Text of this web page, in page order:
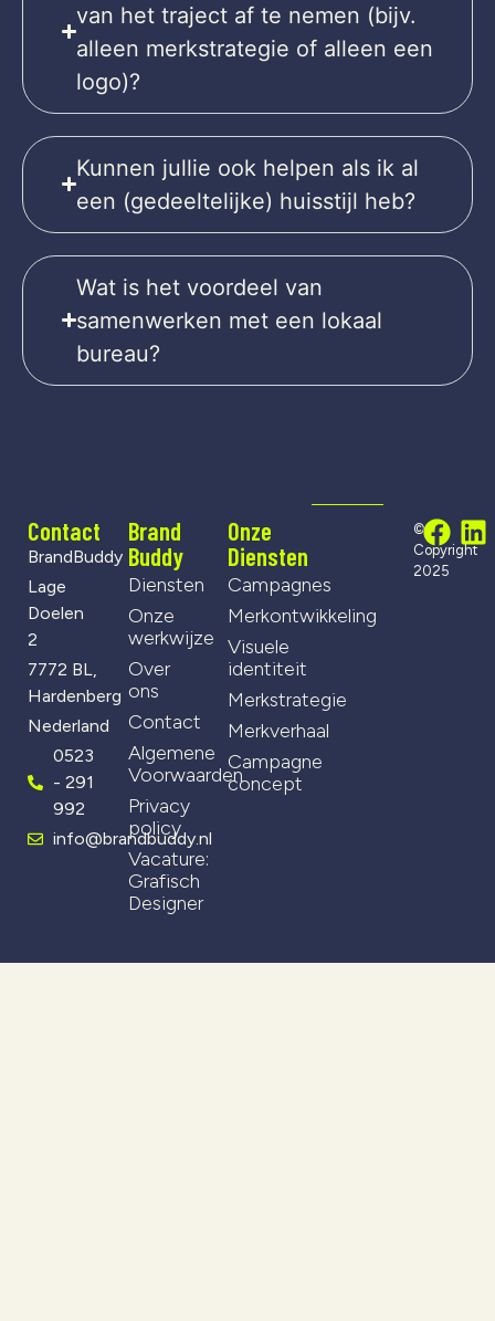
van het traject af te nemen (bijv.
alleen merkstrategie of alleen een
logo)?
Kunnen jullie ook helpen als ik al
een (gedeeltelijke) huisstijl heb?
Wat is het voordeel van
samenwerken met een lokaal
bureau?
Contact
BrandBuddy
Lage
Doelen
2
7772 BL,
Hardenberg
Nederland
0523
- 291
992
info@brandbuddy.nl
Brand
Buddy
Diensten
Onze
werkwijze
Over
ons
Contact
Algemene
Voorwaarden
Privacy
policy
Vacature:
Grafisch
Designer
Onze
Diensten
Campagnes
Merkontwikkeling
Visuele
identiteit
Merkstrategie
Merkverhaal
Campagne
concept
©
Copyright
2025